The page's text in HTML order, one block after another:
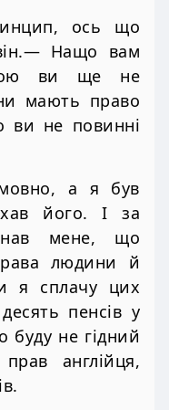
ось що
Нащо вам
ви ще не
мають право
ви не повинні
а я був
його. І за
мене, що
людини й
я сплачу цих
пенсів у
буду не гідний
англійця,